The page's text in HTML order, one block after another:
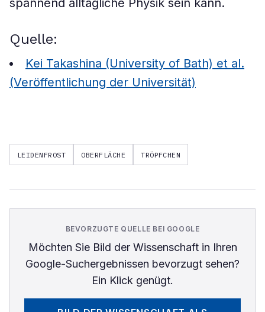
spannend alltägliche Physik sein kann.
Quelle:
Kei Takashina (University of Bath) et al.
(Veröffentlichung der Universität)
LEIDENFROST OBERFLÄCHE TRÖPFCHEN
BEVORZUGTE QUELLE BEI GOOGLE
Möchten Sie Bild der Wissenschaftin Ihren
Google-Suchergebnissen bevorzugt sehen?
Ein Klick genügt.